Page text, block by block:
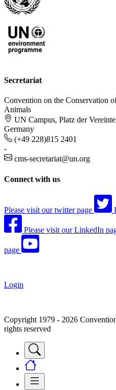
Secretariat
Convention on the Conservation
Animals
UN Campus, Platz der
Germany
(+49 228)815 2401
-
cms-secretariat@un.org
Connect with us
Please visit our twitter page
Please visit our LinkedIn
page
Login
Copyright 1979 - 2026
rights reserved